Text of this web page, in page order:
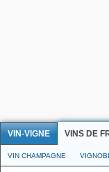
VIN-VIGNE VINS DE
VIN CHAMPAGNE